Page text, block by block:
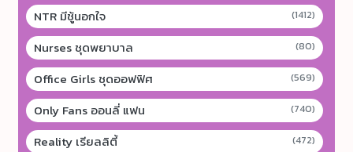
NTR มีชู้นอกใจ (1412)
Nurses ชุดพยาบาล (80)
Office Girls ชุดออฟฟิศ (569)
Only Fans ออนลี่ แฟน (740)
Reality เรียลลิตี้ (472)